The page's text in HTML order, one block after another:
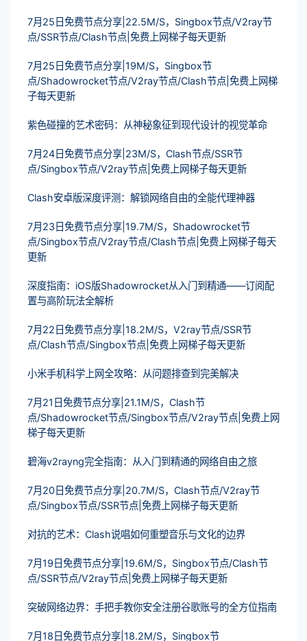
7月25日免费节点分享|22.5M/S，Singbox节点/V2ray节
点/SSR节点/Clash节点|免费上网梯子每天更新
7月25日免费节点分享|19M/S，Singbox节
点/Shadowrocket节点/V2ray节点/Clash节点|免费上网梯
子每天更新
紫色碰撞的艺术密码：从神秘象征到现代设计的视觉革命
7月24日免费节点分享|23M/S，Clash节点/SSR节
点/Singbox节点/V2ray节点|免费上网梯子每天更新
Clash安卓版深度评测：解锁网络自由的全能代理神器
7月23日免费节点分享|19.7M/S，Shadowrocket节
点/Singbox节点/V2ray节点/Clash节点|免费上网梯子每天
更新
深度指南：iOS版Shadowrocket从入门到精通——订阅配
置与高阶玩法全解析
7月22日免费节点分享|18.2M/S，V2ray节点/SSR节
点/Clash节点/Singbox节点|免费上网梯子每天更新
小米手机科学上网全攻略：从问题排查到完美解决
7月21日免费节点分享|21.1M/S，Clash节
点/Shadowrocket节点/Singbox节点/V2ray节点|免费上网
梯子每天更新
碧海v2rayng完全指南：从入门到精通的网络自由之旅
7月20日免费节点分享|20.7M/S，Clash节点/V2ray节
点/Singbox节点/SSR节点|免费上网梯子每天更新
对抗的艺术：Clash说唱如何重塑音乐与文化的边界
7月19日免费节点分享|19.6M/S，Singbox节点/Clash节
点/SSR节点/V2ray节点|免费上网梯子每天更新
突破网络边界：手把手教你安全注册谷歌账号的全方位指南
7月18日免费节点分享|18.2M/S，Singbox节